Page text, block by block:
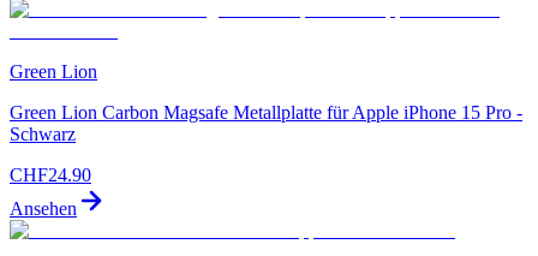
Green Lion
Green Lion Carbon Magsafe Metallplatte für Apple iPhone 15 Pro -
Schwarz
CHF24.90
Ansehen